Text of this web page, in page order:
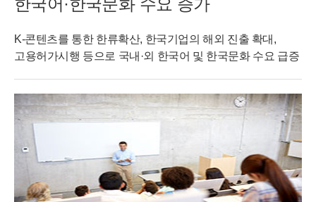
한국어·한국문화 수요 증가
K-콘텐츠를 통한 한류확산, 한국기업의 해외 진출 확대,
고용허가시행 등으로 국내·외 한국어 및 한국문화 수요 급증